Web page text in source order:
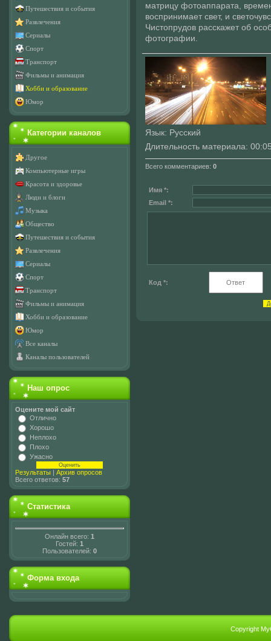
Путешествия и события
Развлечения
Сериалы
Спорт
Транспорт
Фильмы и анимация
Хобби и образование
Юмор
Категории каналов
Другое
Компьютерные игры
Красота и здоровье
Люди и блоги
Музыка
Общество
Путешествия и события
Развлечения
Сериалы
Спорт
Транспорт
Фильмы и анимация
Хобби и образование
Юмор
Все каналы
Каналы пользователей
Наш опрос
Оцените мой сайт
Отлично
Хорошо
Неплохо
Плохо
Ужасно
Результаты | Архив опросов
Всего ответов: 57
Статистика
Онлайн всего: 1
Гостей: 1
Пользователей: 0
Форма входа
матрицу фотоаппарата,
воспринимает свет, и
Чистопрудов расскажет об
фотографии.
Язык: Русский
Длительность материала:
Всего комментариев: 0
Имя *:
Email *:
Код *:
Copyright